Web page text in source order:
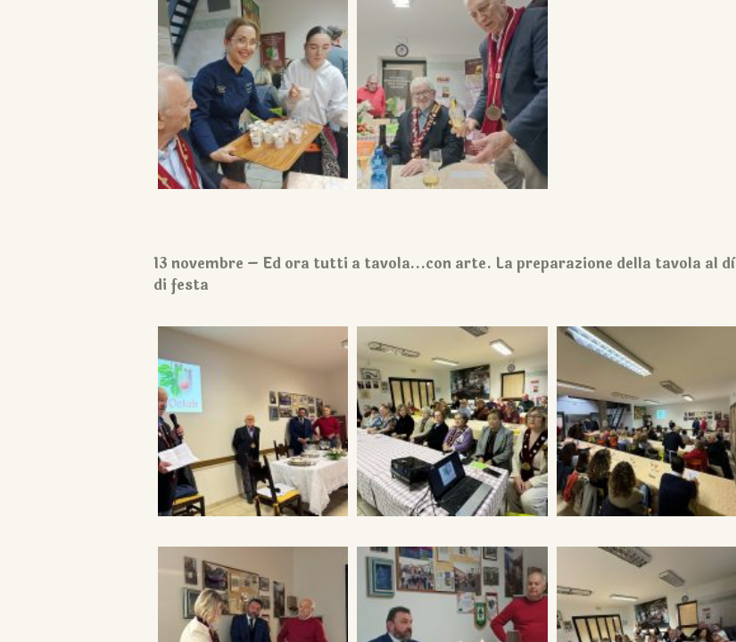
13 novembre – Ed ora tutti a tavola…con arte. La preparazione della tavola al dì
di festa